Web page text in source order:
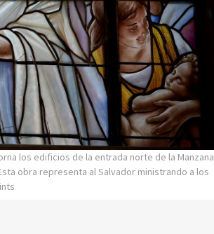
los edificios de la entrada norte de la Manzana
obra representa al Salvador ministrando a los